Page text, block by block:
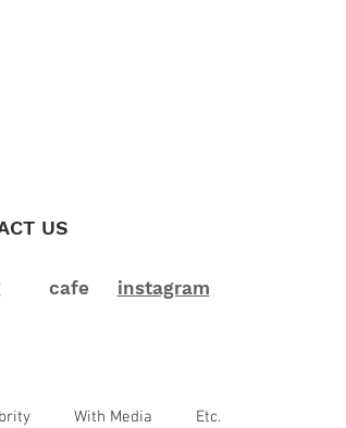
US
cafe instagram
With Media Etc.